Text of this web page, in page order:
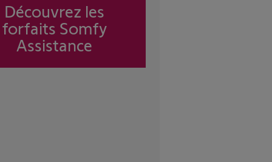
Découvrez les
forfaits Somfy
Assistance